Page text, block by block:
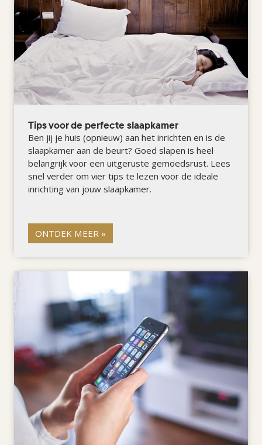
Tips voor de perfecte slaapkamer
Ben jij je huis (opnieuw) aan het inrichten en is de
slaapkamer aan de beurt? Goed slapen is heel
belangrijk voor een uitgeruste gemoedsrust. Lees
snel verder om vier tips te lezen voor de ideale
inrichting van jouw slaapkamer.
ONTDEK MEER »